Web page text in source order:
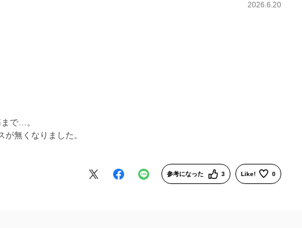
2026.6.20
で…。
無くなりました。
参考になった 3 Like! 0